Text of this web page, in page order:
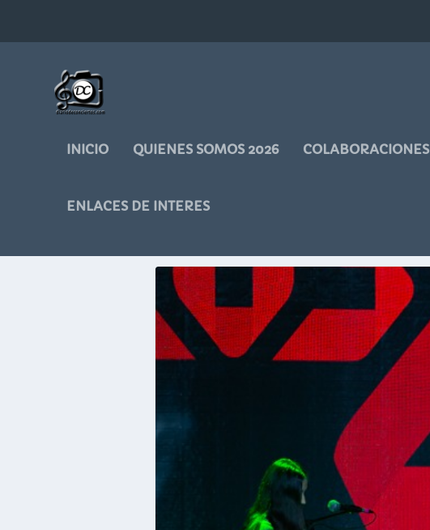
INICIO QUIENES SOMOS 2026 COLABORACIONES
ENLACES DE INTERES